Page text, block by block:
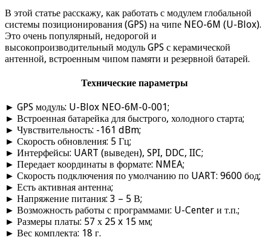
В этой статье расскажу, как работать с модулем глобальной
системы позиционирования (GPS) на чипе NEO-6M (U-Blox).
Это очень популярный, недорогой и
высокопроизводительный модуль GPS с керамической
антенной, встроенным чипом памяти и резервной батарей.
Технические параметры
► GPS модуль: U-Blox NEO-6M-0-001;
► Встроенная батарейка для быстрого, холодного старта;
► Чувствительность: -161 dBm;
► Скорость обновления: 5 Гц;
► Интерфейсы: UART (выведен), SPI, DDC, IIC;
► Передает координаты в формате: NMEA;
► Скорость подключения по умолчанию по UART: 9600 бод;
► Есть активная антенна;
► Напряжение питания: 3 – 5 В;
► Возможность работы с программами: U-Center и т.п.;
► Размеры платы: 57 х 25 x 15 мм;
► Вес комплекта: 18 г.